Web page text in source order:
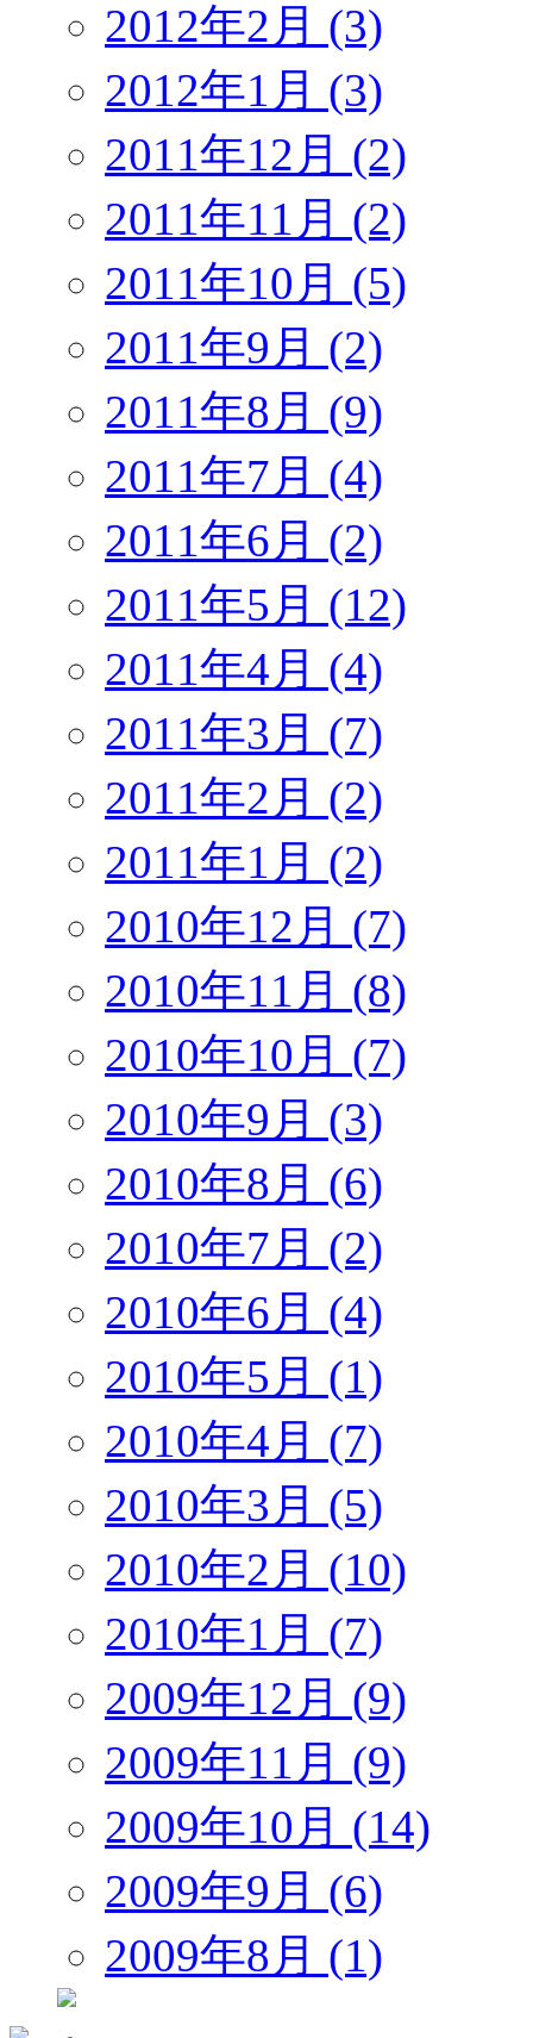
2012年2月 (3)
2012年1月 (3)
2011年12月 (2)
2011年11月 (2)
2011年10月 (5)
2011年9月 (2)
2011年8月 (9)
2011年7月 (4)
2011年6月 (2)
2011年5月 (12)
2011年4月 (4)
2011年3月 (7)
2011年2月 (2)
2011年1月 (2)
2010年12月 (7)
2010年11月 (8)
2010年10月 (7)
2010年9月 (3)
2010年8月 (6)
2010年7月 (2)
2010年6月 (4)
2010年5月 (1)
2010年4月 (7)
2010年3月 (5)
2010年2月 (10)
2010年1月 (7)
2009年12月 (9)
2009年11月 (9)
2009年10月 (14)
2009年9月 (6)
2009年8月 (1)